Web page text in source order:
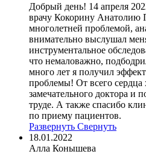
Добрый день! 14 апреля
врачу Кокорину Анатолию
многолетней проблемой,
внимательно выслушал
инструментальное
что немаловажно,
много лет я получил
проблемы! От всего сердца
замечательного доктора и
труде. А также спасибо
по приему пациентов.
Развернуть Свернуть
18.01.2022
Алла Конышева